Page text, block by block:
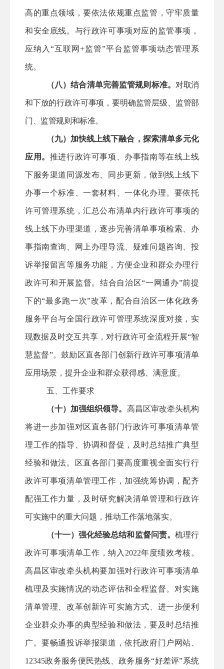
高的重点领域，要依法依规重点监管，守牢质量
和安全底线。与行政许可事项对应的监管事项，
应纳入 “互联网+监管”平台监管事项动态管理系
统。
（八）结合清单完善监管规则标准。 对取消
和下放的行政许可事项，要明确监管层级、监管部
门、监管规则和标准。
（九）加快线上线下融合，探索清单多元化
应用。 推进行政许可事项、办事指南等在线上线
下服务渠道同源发布、同步更新，做到线上线下
办事一个标准、一套材料、一体化办理。要依托
许可管理系统，汇总公布清单内行政许可事项的
线上线下办理渠道，逐步完善清单事项检索、办
事指南查询、网上办理导流、疑难问题咨询、投
诉举报留言等服务功能，方便企业和群众办理行
政许可和开展监督。结合自治区“一网通办”前提
下的“最多跑一次”改革， 配合自治区一体化政务
服务平台与全国行政许可管理系统深度对接，实
现数据及时交互共享，对行政许可全流程开展“智
慧监督”。鼓励 区直各部门创新行政许可事项清单
应用场景，提升企业和群众获得感、满意度。
五、工作要求
（十）加强组织领导。 高昌区审改牵头机构
将进一步加强对区直各部门行政许可事项清单管
理工作的指导、协调和督促，及时总结推广典型
经验和做法。 区直各部门要高度重视全面实行行
政许可事项清单管理工作，加强统筹协调，配齐
配强工作力量，及时研究解决清单管理和行政许
可实施中的重大问题，推动工作落地落实。
（十一）强化经验总结和监督问责。 梳理行
政许可事项清单工作，纳入 2022年度绩效考核。
高昌区审改牵头机构要加强对行政许可事项清单
梳理及实施情况的动态评估和全程监督。对实施
清单管理、改革创新许可实施方式、进一步便利
企业群众办事的典型经验和做法，要及时总结推
广。要畅通投诉举报渠道，依托政府门户网站、
12345政务服务便民热线、政务服务“好差评”系统